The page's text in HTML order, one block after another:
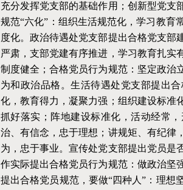
充分发挥党支部的基础作用；创新型党支
规范“六化”：组织生活规范化，学习教育
度化。政治待遇处党支部提出合格党支部
严肃，支部党建有序推进，学习教育扎实
制度健全；合格党员行为规范：坚定政治
为和政治品格。生活待遇处党支部提出
化，教育得力，凝聚力强；组织建设标准
抓好落实；阵地建设标准化，活动经常
治、有信念，忠于理想；讲规矩、有纪律
为，忠于事业。宣传处党支部提出党员是
作实际提出合格党员行为规范：做政治坚
提出合格党员规范，要做“四种人”：理想